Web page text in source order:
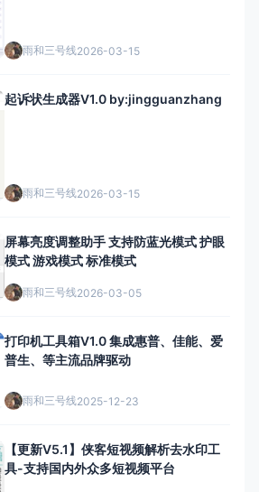
雨和三号线2026-03-15
起诉状生成器V1.0 by:jingguanzhang
雨和三号线2026-03-15
屏幕亮度调整助手 支持防蓝光模式 护眼
模式 游戏模式 标准模式
雨和三号线2026-03-05
打印机工具箱V1.0 集成惠普、佳能、爱
普生、等主流品牌驱动
雨和三号线2025-12-23
【更新V5.1】侠客短视频解析去水印工
具-支持国内外众多短视频平台